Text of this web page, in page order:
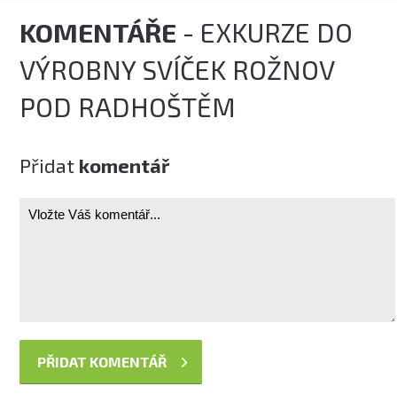
KOMENTÁŘE - EXKURZE DO
VÝROBNY SVÍČEK ROŽNOV
POD RADHOŠTĚM
Přidat komentář